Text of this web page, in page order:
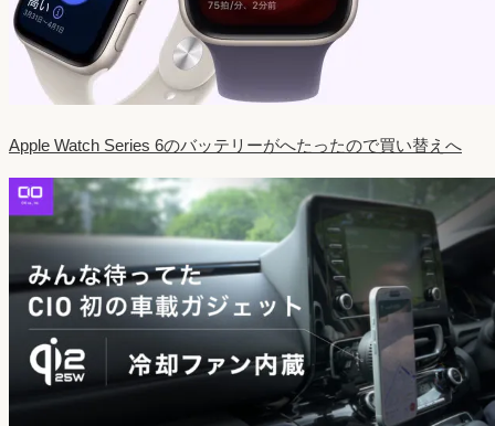
Apple Watch Series 6のバッテリーがへたったので買い替えへ